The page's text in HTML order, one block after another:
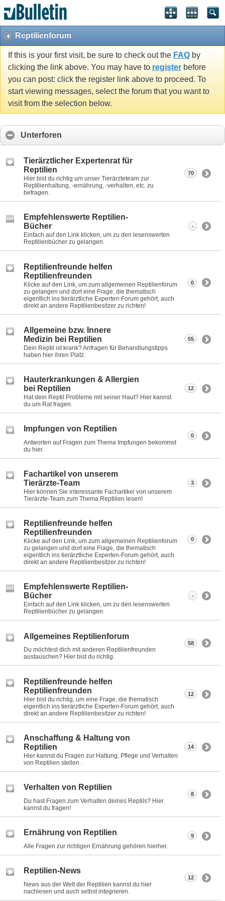
Reptilienforum
If this is your first visit, be sure to check out the FAQ by
clicking the link above. You may have to register before
you can post: click the register link above to proceed. To
start viewing messages, select the forum that you want to
visit from the selection below.
Unterforen
Tierärztlicher Expertenrat für
Reptilien
Hier bist du richtig um unser Tierärzteteam zur
Reptilienhaltung, -ernährung, -verhalten, etc. zu
befragen.
70
Empfehlenswerte Reptilien-
Bücher
Einfach auf den Link klicken, um zu den lesenswerten
Reptilienbücher zu gelangen.
-
Reptilienfreunde helfen
Reptilienfreunden
Klicke auf den Link, um zum allgemeinen Reptilienforum
zu gelangen und dort eine Frage, die thematisch
eigentlich ins tierärztliche Experten-Forum gehört, auch
direkt an andere Reptilienbesitzer zu richten!
0
Allgemeine bzw. Innere
Medizin bei Reptilien
Dein Reptil ist krank? Anfragen für Behandlungstipps
haben hier ihren Platz.
55
Hauterkrankungen & Allergien
bei Reptilien
Hat dein Reptil Probleme mit seiner Haut? Hier kannst
du um Rat fragen.
12
Impfungen von Reptilien
Antworten auf Fragen zum Thema Impfungen bekommst
du hier.
0
Fachartikel von unserem
Tierärzte-Team
Hier können Sie interessante Fachartikel von unserem
Tierärzte-Team zum Thema Reptilien lesen!
3
Reptilienfreunde helfen
Reptilienfreunden
Klicke auf den Link, um zum allgemeinen Reptilienforum
zu gelangen und dort eine Frage, die thematisch
eigentlich ins tierärztliche Experten-Forum gehört, auch
direkt an andere Reptilienbesitzer zu richten!
0
Empfehlenswerte Reptilien-
Bücher
Einfach auf den Link klicken, um zu den lesenswerten
Reptilienbücher zu gelangen.
-
Allgemeines Reptilienforum
Du möchtest dich mit anderen Reptilienfreunden
austauschen? Hier bist du richtig.
58
Reptilienfreunde helfen
Reptilienfreunden
Hier bist du richtig, um eine Frage, die thematisch
eigentlich ins tierärztliche Experten-Forum gehört, auch
direkt an andere Reptilienbesitzer zu richten!
12
Anschaffung & Haltung von
Reptilien
Hier kannst du Fragen zur Haltung, Pflege und Verhalten
von Reptilien stellen .
14
Verhalten von Reptilien
Du hast Fragen zum Verhalten deines Reptils? Hier
kannst du fragen!
8
Ernährung von Reptilien
Alle Fragen zur richtigen Ernährung gehören hierher.
9
Reptilien-News
News aus der Welt der Reptilien kannst du hier
nachlesen und auch selbst integrieren.
12